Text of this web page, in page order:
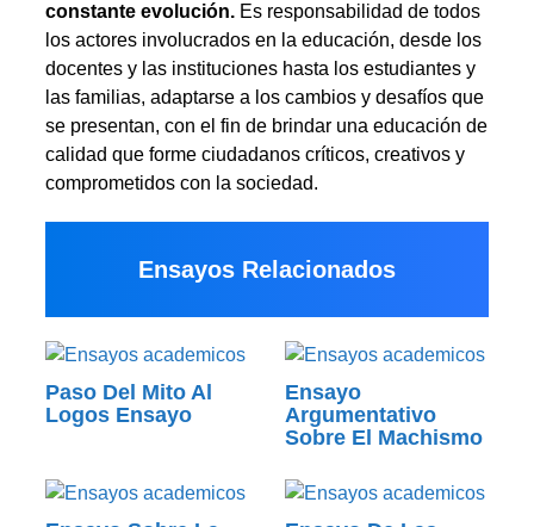
constante evolución. Es responsabilidad de todos
los actores involucrados en la educación, desde los
docentes y las instituciones hasta los estudiantes y
las familias, adaptarse a los cambios y desafíos que
se presentan, con el fin de brindar una educación de
calidad que forme ciudadanos críticos, creativos y
comprometidos con la sociedad.
Ensayos Relacionados
Paso Del Mito Al
Logos Ensayo
Ensayo
Argumentativo
Sobre El Machismo